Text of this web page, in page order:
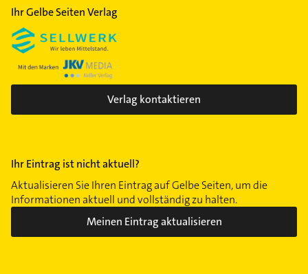
Trudering
Untergiesing
Untermenzing
Ihr Gelbe Seiten Verlag
Verlag kontaktieren
Ihr Eintrag ist nicht aktuell?
Aktualisieren Sie Ihren Eintrag auf Gelbe Seiten, um die
Informationen aktuell und vollständig zu halten.
Meinen Eintrag aktualisieren